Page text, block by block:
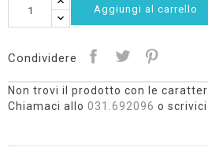
Aggiungi al carrello
Condividere
Non trovi il prodotto con le
Chiamaci allo 031.692096 o scrivici